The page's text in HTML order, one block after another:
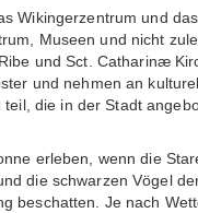
Wikingerzentrum und das
Museen und nicht
und Sct. Catharinæ
und nehmen an
die in der Stadt
erleben, wenn die
die schwarzen Vögel
beschatten. Je nach